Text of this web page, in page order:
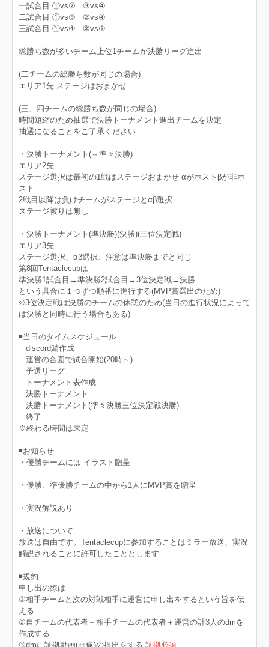
一試合目 ①vs② ③vs④
二試合目 ①vs③ ②vs④
三試合目 ①vs④ ②vs③
総勝ち数が多いチーム上位1チームが決勝リーグ進出
(二チームの総勝ち数が同じの場合)
エリア1先 ステージはおまかせ
(三、四チームの総勝ち数が同じの場合)
時間短縮のため抽選で決勝トーナメント進出チームを決定
抽選になることをご了承ください
・決勝トーナメント(～準々決勝)
エリア2先
ステージ選択は最初の1戦はステージおまかせ αがホストβが非ホ
スト
2戦目以降は負けチームがステージとαβ選択
ステージ被りは無し
・決勝トーナメント(準決勝)(決勝)(三位決定戦)
エリア3先
ステージ選択、αβ選択、注意は準決勝までと同じ
第8回Tentaclecupは
準決勝1試合目→準決勝2試合目→3位決定戦→決勝
という具合に１つずつ順番に進行する(MVP賞選出のため)
※3位決定戦は決勝のチームの休憩のため(当日の進行状況によって
は決勝と同時に行う場合もある)
◾当日のタイムスケジュール
discord鯖作成
運営の合図で試合開始(20時～)
予選リーグ
トーナメント表作成
決勝トーナメント
決勝トーナメント(準々決勝三位決定戦決勝)
終了
※終わる時間は未定
◾お知らせ
・優勝チームには イラスト贈呈
・優勝、準優勝チームの中から1人にMVP賞を贈呈
・実況解説あり
・放送について
放送は自由です。Tentaclecupに参加することはミラー放送、実況
解説されることに許可したこととします
◾規約
申し出の際は
①相手チームと次の対戦相手に運営に申し出をするという旨を伝
える
②自チームの代表者＋相手チームの代表者＋運営の計3人のdmを
作成する
③dmに証拠動画(画像)の提出をする 証拠必須